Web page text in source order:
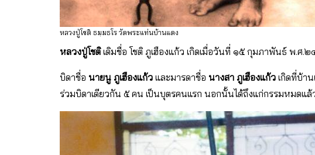
หลวงปู่โชติ ธมฺมธโร วัดพระแท่นบ้านแดง
หลวงปู่โชติเดิมชื่อ โชติ ภูเฮืองแก้ว เกิดเมื่อวันที่ ๑๕ กุมภาพันธ์ พ.ศ.
บิดาชื่อ นายนู ภูเฮืองแก้ว และมารดาชื่อ นางสา ภูเฮืองแก้ว เกิดที่บ้า
ร่วมบิดาเดียวกัน ๕ คน เป็นบุตรคนแรก นอกนั้นได้ถึงแก่กรรมหมดแล้